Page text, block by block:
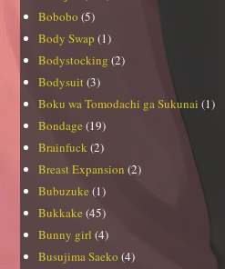
Bobobo (5)
Body Swap (1)
Bodystocking (2)
Bodysuit (3)
Boku wa Tomodachi ga Sukunai (1)
Bondage (19)
Brainfuck (2)
Breast Expansion (2)
Bubuzuke (1)
Bukkake (45)
Bunny girl (4)
Busujima Saeko (4)